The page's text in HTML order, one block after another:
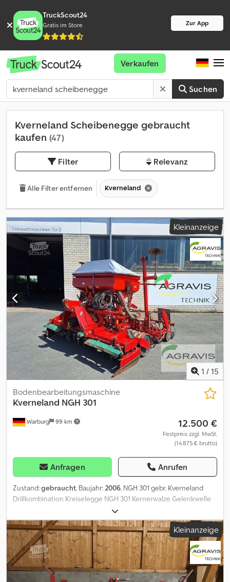
TruckScout24
Gratis im Store Zur App
Suchen
Verkaufen
Kverneland Scheibenegge gebraucht
kaufen (47)
Filter Relevanz
Alle Filter entfernen Kverneland
Kleinanzeige
1 / 15
Warburg 99 km
Bodenbearbeitungsmaschine
Kverneland NGH 301
12.500 €
Festpreis zzgl. MwSt.
(14.875 € brutto)
Anfragen Anrufen
Zustand:gebraucht, Baujahr:2006, NGH 301 gebr. Kverneland
Drillkombination Kreiselegge NGH 301 Kernerwalze Gelenkwelle
Zinken 60% Drillmaschine DA ACCORD Dedjzr Afdjpfx Ah Dock
Rollschare Exaktstriegel Beleuchtung Spuranzeiger
Vorlaufmarkierung Warntafeln
Kleinanzeige